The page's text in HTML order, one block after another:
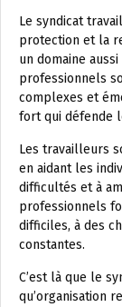
Le syndicat
protection et la
un domaine
professionnels
complexes et
fort qui défende
Les travailleurs
en aidant les
difficultés et à
professionnels
difficiles, à des
constantes.
C’est là que le
qu’organisation